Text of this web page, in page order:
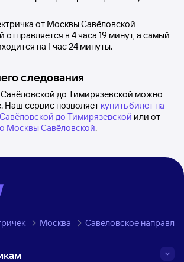
от Москвы Савёловской
отправляется в 4часа 19 минут, а самый
на 1 час 24 минуты.
следования
до Тимирязевской можно
Наш сервис позволяет купить билет на
до Тимирязевской или от
Москвы Савёловской.
Москва Савеловское